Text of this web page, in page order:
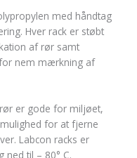
med håndtag
Hver rack er støbt
af rør samt
nem mærkning af
er gode for miljøet,
for at fjerne
Labcon racks er
ned til – 80° C.